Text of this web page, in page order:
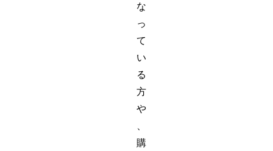
な
っ
て
い
る
方
や
購